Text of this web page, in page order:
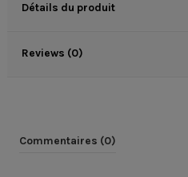
Détails du produit
Reviews (0)
Commentaires (0)